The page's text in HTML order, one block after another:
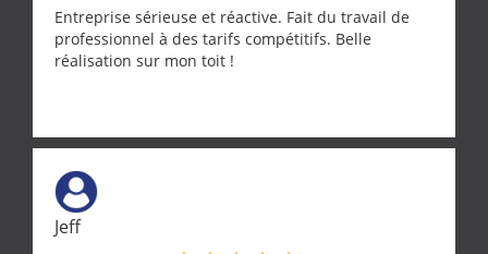
Entreprise sérieuse et réactive. Fait du travail de
professionnel à des tarifs compétitifs. Belle
réalisation sur mon toit !
Jeff